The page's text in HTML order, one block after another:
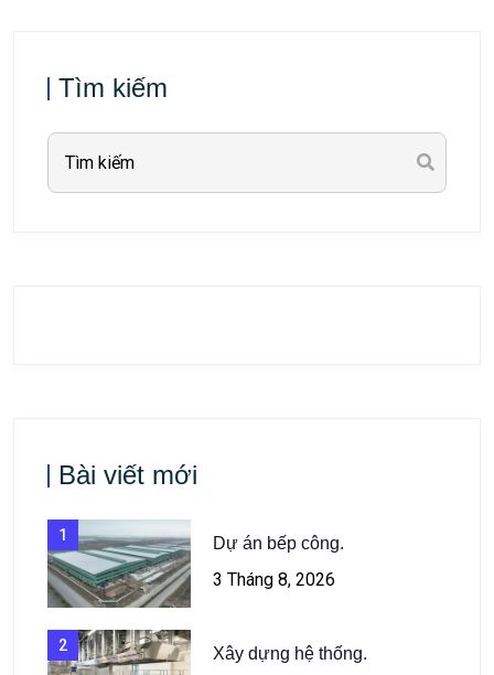
Tìm kiếm
Bài viết mới
1 Dự án bếp công.
3 Tháng 8, 2026
2 Xây dựng hệ thống.